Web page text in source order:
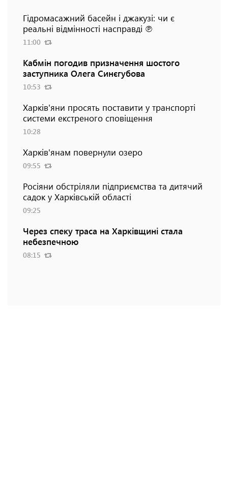
Гідромасажний басейн і джакузі: чи є
реальні відмінності насправді ℗
11:00
Кабмін погодив призначення шостого
заступника Олега Синєгубова
10:53
Харків'яни просять поставити у транспорті
системи екстреного сповіщення
10:28
Харків'янам повернули озеро
09:55
Росіяни обстріляли підприємства та дитячий
садок у Харківській області
09:25
Через спеку траса на Харківщині стала
небезпечною
08:15